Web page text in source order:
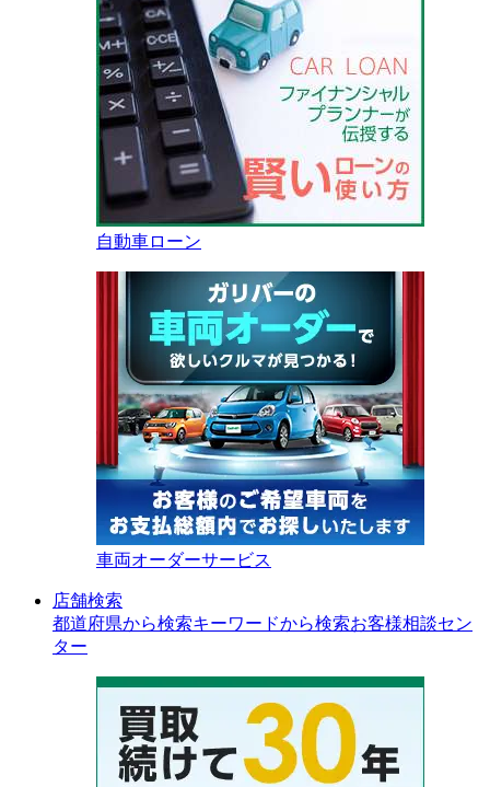
自動車ローン
車両オーダーサービス
店舗検索
都道府県から検索キーワードから検索お客様相談セン
ター